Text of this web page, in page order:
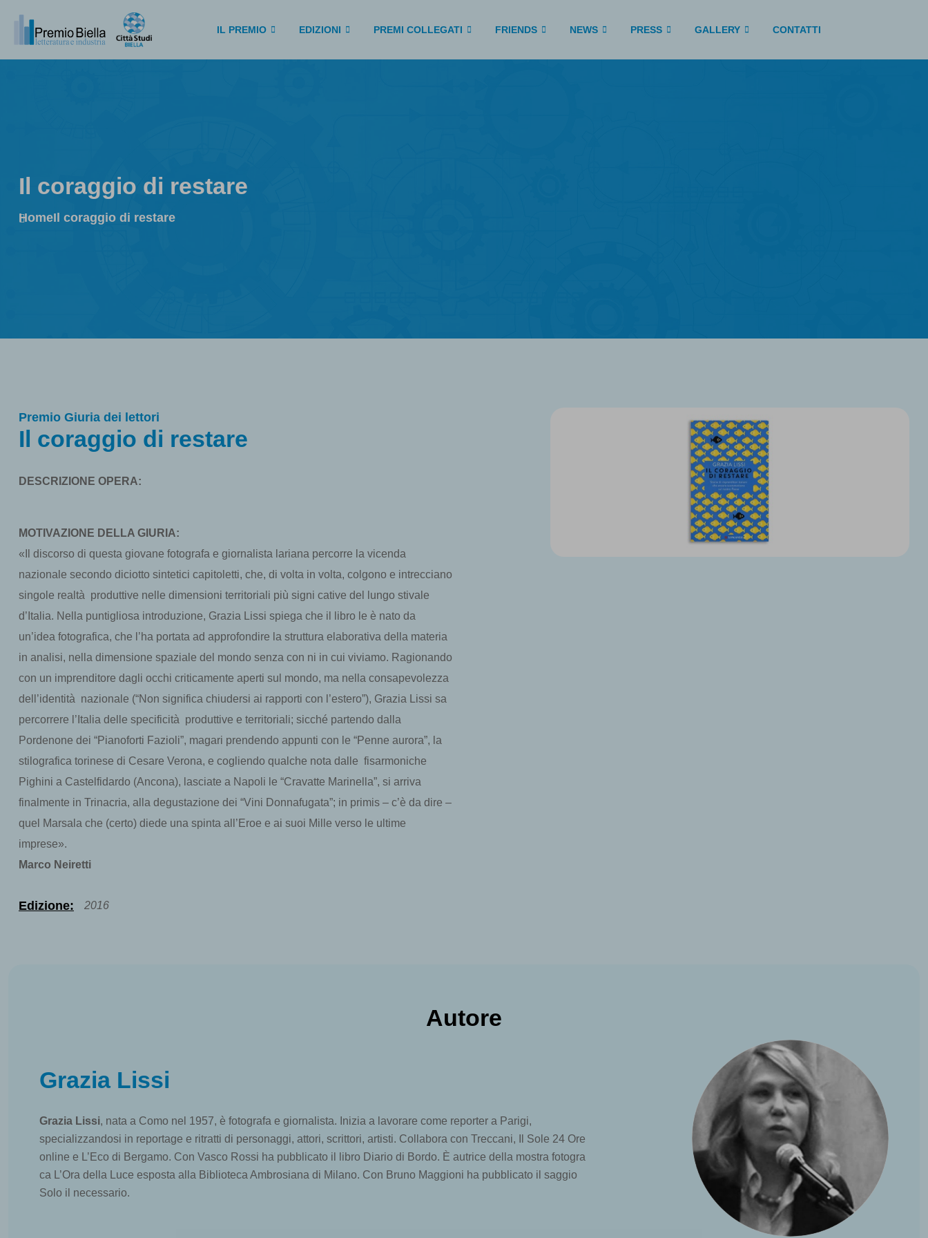
IL PREMIO EDIZIONI PREMI COLLEGATI FRIENDS NEWS PRESS GALLERY CONTATTI
Il coraggio di restare
HomeIl coraggio di restare
Premio Giuria dei lettori
Il coraggio di restare
DESCRIZIONE OPERA:
MOTIVAZIONE DELLA GIURIA:
«Il discorso di questa giovane fotografa e giornalista lariana percorre la vicenda
nazionale secondo diciotto sintetici capitoletti, che, di volta in volta, colgono e intrecciano
singole realtà produttive nelle dimensioni territoriali più signi cative del lungo stivale
d’Italia. Nella puntigliosa introduzione, Grazia Lissi spiega che il libro le è nato da
un’idea fotografica, che l’ha portata ad approfondire la struttura elaborativa della materia
in analisi, nella dimensione spaziale del mondo senza con ni in cui viviamo. Ragionando
con un imprenditore dagli occhi criticamente aperti sul mondo, ma nella consapevolezza
dell’identità nazionale (“Non significa chiudersi ai rapporti con l’estero”), Grazia Lissi sa
percorrere l’Italia delle specificità produttive e territoriali; sicché partendo dalla
Pordenone dei “Pianoforti Fazioli”, magari prendendo appunti con le “Penne aurora”, la
stilografica torinese di Cesare Verona, e cogliendo qualche nota dalle fisarmoniche
Pighini a Castelfidardo (Ancona), lasciate a Napoli le “Cravatte Marinella”, si arriva
finalmente in Trinacria, alla degustazione dei “Vini Donnafugata”; in primis – c’è da dire –
quel Marsala che (certo) diede una spinta all’Eroe e ai suoi Mille verso le ultime
imprese».
Marco Neiretti
Edizione: 2016
Autore
Grazia Lissi
Grazia Lissi, nata a Como nel 1957, è fotografa e giornalista. Inizia a lavorare come reporter a Parigi,
specializzandosi in reportage e ritratti di personaggi, attori, scrittori, artisti. Collabora con Treccani, Il Sole 24 Ore
online e L’Eco di Bergamo. Con Vasco Rossi ha pubblicato il libro Diario di Bordo. È autrice della mostra fotogra
ca L’Ora della Luce esposta alla Biblioteca Ambrosiana di Milano. Con Bruno Maggioni ha pubblicato il saggio
Solo il necessario.